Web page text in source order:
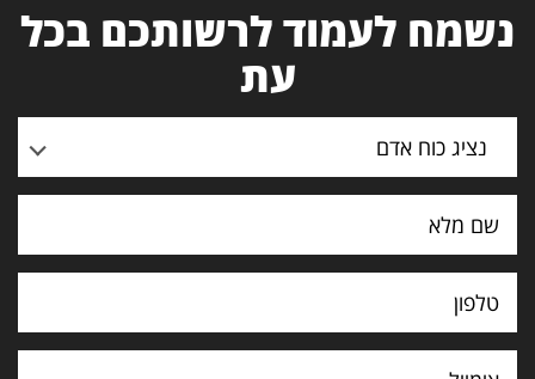
נשמח לעמוד לרשותכם בכל
עת
נציג כוח אדם